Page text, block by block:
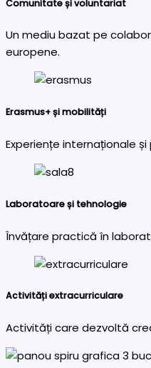
Comunitate și voluntariat
Un mediu bazat pe
europene.
Erasmus+ și mobilități
Experiențe internaționale
Laboratoare și tehnologie
Învățare practică în
Activități extracurriculare
Activități care dezvoltă